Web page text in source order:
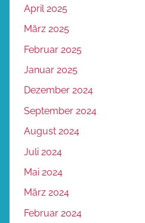
April 2025
März 2025
Februar 2025
Januar 2025
Dezember 2024
September 2024
August 2024
Juli 2024
Mai 2024
März 2024
Februar 2024